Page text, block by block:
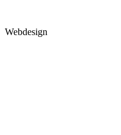
Webdesign